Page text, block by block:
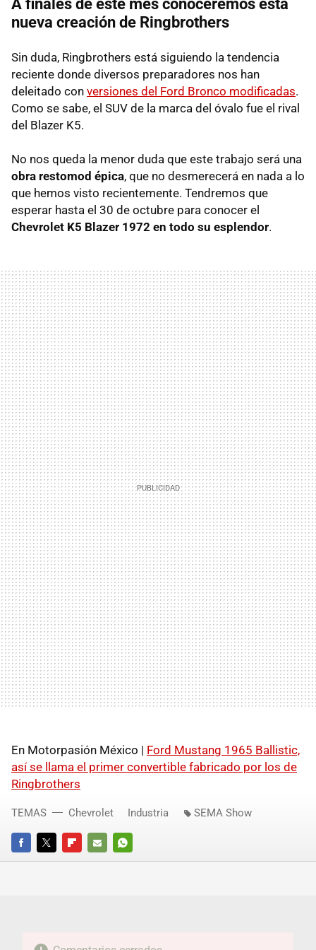
A finales de este mes conoceremos esta
nueva creación de Ringbrothers
Sin duda, Ringbrothers está siguiendo la tendencia
reciente donde diversos preparadores nos han
deleitado con versiones del Ford Bronco modificadas.
Como se sabe, el SUV de la marca del óvalo fue el rival
del Blazer K5.
No nos queda la menor duda que este trabajo será una
obra restomod épica, que no desmerecerá en nada a lo
que hemos visto recientemente. Tendremos que
esperar hasta el 30 de octubre para conocer el
Chevrolet K5 Blazer 1972 en todo su esplendor.
En Motorpasión México | Ford Mustang 1965 Ballistic,
así se llama el primer convertible fabricado por los de
Ringbrothers
FACEBOOKTWITTERFLIPBOARD
E-
WHATSAPP
TEMAS Chevrolet Industria SEMA Show